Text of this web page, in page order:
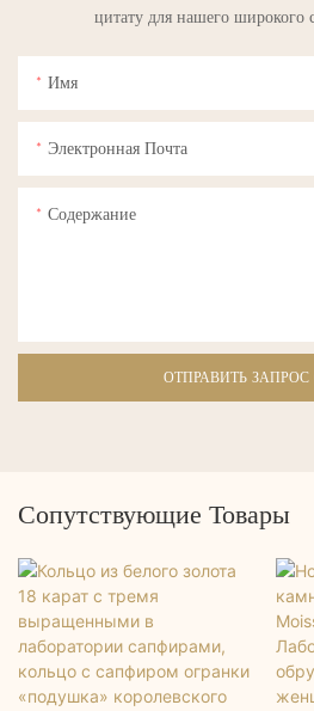
цитату для нашего широкого
Имя
Электронная Почта
Содержание
ОТПРАВИТЬ ЗАПРОС
Сопутствующие Товары